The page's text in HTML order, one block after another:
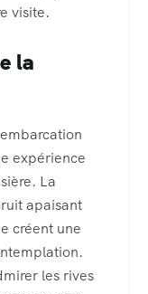
visite.
la
expérience
La
apaisant
créent une
les rives